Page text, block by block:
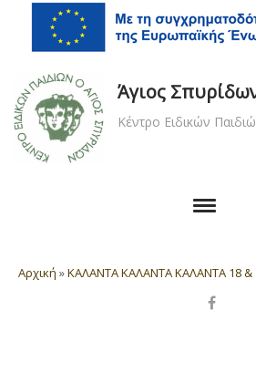
Άγιος
Κέντρο Ειδικών
Αρχική »ΚΑΛΑΝΤΑ ΚΑΛΑΝΤΑ ΚΑΛΑΝΤΑ 18 &